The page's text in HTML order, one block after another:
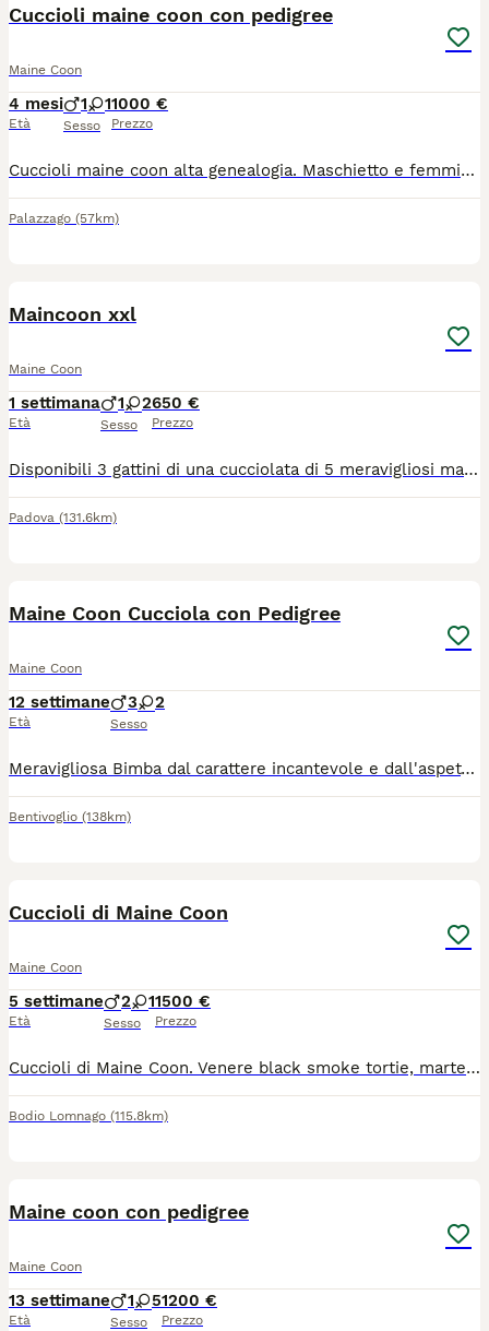
Cuccioli maine coon con pedigree
Maine Coon
4 mesi
Età
1 1
Sesso
1000 €
Prezzo
Cuccioli maine coon alta genealogia. Maschietto e femminuccia nati in data 01 aprile. Allevamento amatoriale in provincia di Bergamo. I piccoli possono già lasciare mamma gatta. Verranno ceduti sverminati, con doppia vaccinazione, microchip e pedigree ANFI. Contratto da compagnia. Genitori visibili e testati, FIV/FELV NN, HCM NN ed ecocardio nella norma. I piccoli sono abituati all'uso della lettiera e del tiragraffi. Nati e cresciuti in casa, molto socievoli e vivace. Visibili con i genitori.
Palazzago (57km)
Maincoon xxl
Maine Coon
1 settimana
Età
1 2
Sesso
650 €
Prezzo
Disponibili 3 gattini di una cucciolata di 5 meravigliosi maincoon. Al momento hanno 1 mese già compiuto, sono: - 1 maschio tigrato - 2 femmine rosse Verranno ceduti con: 3 sverminazioni, antiparassitario esterno e 1 vaccino al compimento dei 3 mesi di vita. Vivono in casa a stretto contatto con noi e assiema a altri 5 gatti tra cui la mamma e il papà visibili in foto. Per qualsiasi informazione e per programmare le visite sono a disposizione. No pedigree ( perchè i genitori la mamma lo ha chiuso purtroppo)
Padova (131.6km)
Maine Coon Cucciola con Pedigree
Maine Coon
12 settimane
Età
3 2
Sesso
Meravigliosa Bimba dal carattere incantevole e dall'aspetto wild🍓🍓❤️abituata a cani e bambini cresciuta in ambiente domestico e famigliare. Allevamento Domus Oram Bologna
Bentivoglio (138km)
Cuccioli di Maine Coon
Maine Coon
5 settimane
Età
2 1
Sesso
1500 €
Prezzo
Cuccioli di Maine Coon. Venere black smoke tortie, marte e oriente rossi tabby. I cuccioli saranno pronti per la loro famiglia dal 16/10. I cuccioli avranno pedigree, ciclo vaccinale completo, saranno sverminati, libretto vaccinale, certificato di buona salute. È possibile visionare i cuccioli di persona dal 2/9 in poi, ma mi rendo disponibile a videochiamate per vedere al meglio i piccoli
Bodio Lomnago (115.8km)
Maine coon con pedigree
Maine Coon
13 settimane
Età
1 5
Sesso
1200 €
Prezzo